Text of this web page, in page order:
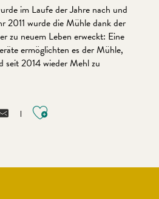
im Laufe der Jahre nach und
2011 wurde die Mühle dank der
zu neuem Leben erweckt: Eine
ermöglichten es der Mühle,
seit 2014 wieder Mehl zu
Ajouter aux